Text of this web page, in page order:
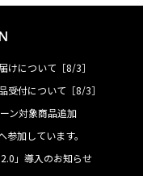
けについて［8/3］
受付について［8/3］
ン対象商品追加
参加しています。
」導入のお知らせ